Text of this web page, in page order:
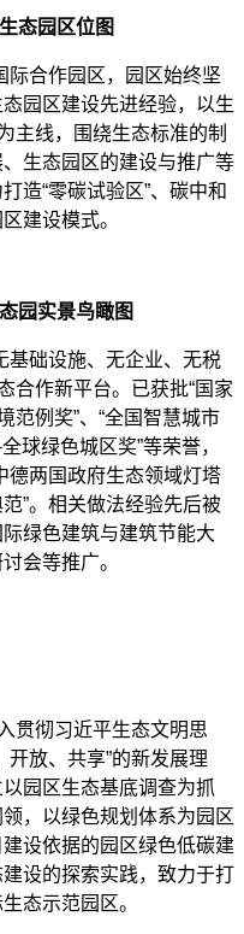
态园区位图
际合作园区，园区始终坚
园区建设先进经验，以生
主线，围绕生态标准的制
生态园区的建设与推广等
造“零碳试验区”、碳中和
建设模式。
园实景鸟瞰图
基础设施、无企业、无税
合作新平台。已获批“国家
范例奖”、“全国智慧城市
球绿色城区奖”等荣誉，
德两国政府生态领域灯塔
”。相关做法经验先后被
绿色建筑与建筑节能大
会等推广。
贯彻习近平生态文明思
开放、共享”的新发展理
园区生态基底调查为抓
，以绿色规划体系为园区
设依据的园区绿色低碳建
设的探索实践，致力于打
态示范园区。